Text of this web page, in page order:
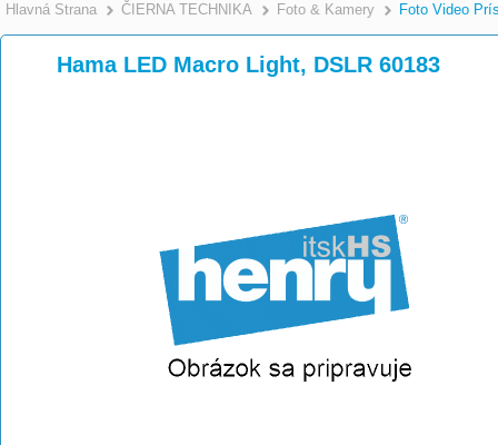
Hlavná Strana >
ČIERNA TECHNIKA >
Foto & Kamery Foto Video
Hama LED Macro Light, DSLR 60183